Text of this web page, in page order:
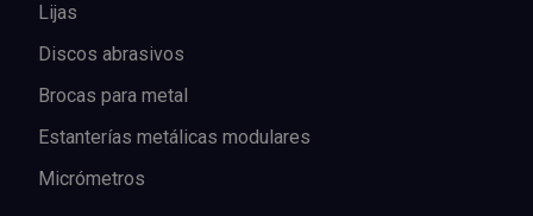
Lijas
Discos abrasivos
Brocas para metal
Estanterías metálicas modulares
Micrómetros